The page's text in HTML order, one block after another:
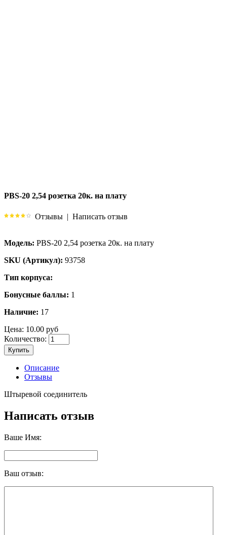
PBS-20 2,54 розетка 20к. на плату
Отзывы | Написать отзыв
Модель: PBS-20 2,54 розетка 20к. на плату
SKU (Артикул): 93758
Тип корпуса:
Бонусные баллы: 1
Наличие: 17
Цена: 10.00 руб
Количество:
Купить
Описание
Отзывы
Штыревой соединитель
Написать отзыв
Ваше Имя:
Ваш отзыв: